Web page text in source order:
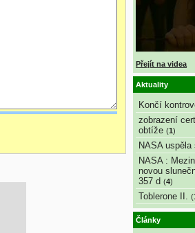
Přejít na videa
Aktuality
Končí
zobrazení
obtíže (1)
NASA
NASA :
novou
357 d (4)
Toblerone II. (
Články